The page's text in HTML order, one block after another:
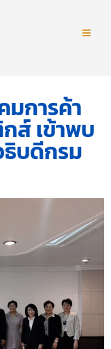
มการค้า
ส์ เข้าพบ
บดีกรม